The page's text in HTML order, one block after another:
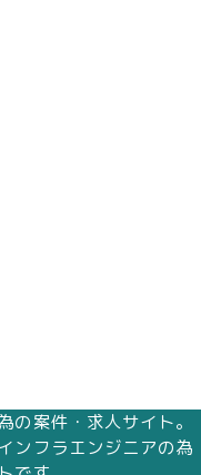
の案件・求人サイト。
ンフラエンジニアの為